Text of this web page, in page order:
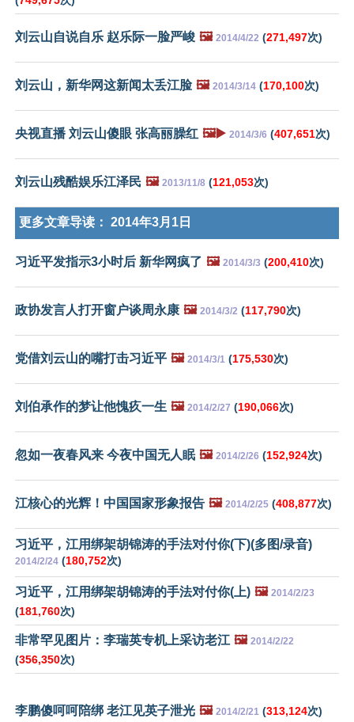
刘云山自说自乐 赵乐际一脸严峻 🖼️ 2014/4/22 (271,497次)
刘云山，新华网这新闻太丢江脸 🖼️ 2014/3/14 (170,100次)
央视直播 刘云山傻眼 张高丽臊红 🖼️▶️ 2014/3/6 (407,651次)
刘云山残酷娱乐江泽民 🖼️ 2013/11/8 (121,053次)
更多文章导读： 2014年3月1日
习近平发指示3小时后 新华网疯了 🖼️ 2014/3/3 (200,410次)
政协发言人打开窗户谈周永康 🖼️ 2014/3/2 (117,790次)
党借刘云山的嘴打击习近平 🖼️ 2014/3/1 (175,530次)
刘伯承作的梦让他愧疚一生 🖼️ 2014/2/27 (190,066次)
忽如一夜春风来 今夜中国无人眠 🖼️ 2014/2/26 (152,924次)
江核心的光辉！中国国家形象报告 🖼️ 2014/2/25 (408,877次)
习近平，江用绑架胡锦涛的手法对付你(下)(多图/录音)
2014/2/24 (180,752次)
习近平，江用绑架胡锦涛的手法对付你(上) 🖼️ 2014/2/23
(181,760次)
非常罕见图片：李瑞英专机上采访老江 🖼️ 2014/2/22
(356,350次)
李鹏傻呵呵陪绑 老江见英子泄光 🖼️ 2014/2/21 (313,124次)